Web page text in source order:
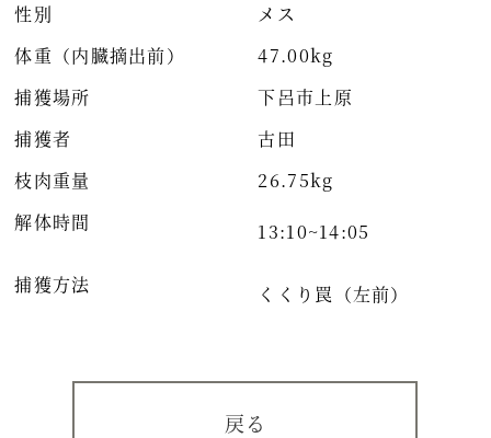
性別
メス
体重（内臓摘出前）
47.00kg
捕獲場所
下呂市上原
捕獲者
古田
枝肉重量
26.75kg
解体時間
13:10~14:05
捕獲方法 くくり罠（左前）
戻る